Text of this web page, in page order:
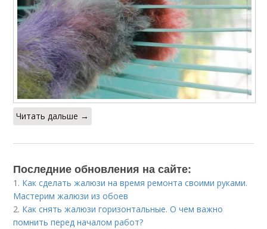
Читать дальше →
Последние обновления на сайте:
1. Как сделать жалюзи на время ремонта своими руками.
Мастерим жалюзи из обоев
2. Как снять жалюзи горизонтальные. О чем важно
помнить перед началом работ?